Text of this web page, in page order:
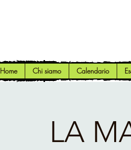
Home Chi siamo Calendario
LA